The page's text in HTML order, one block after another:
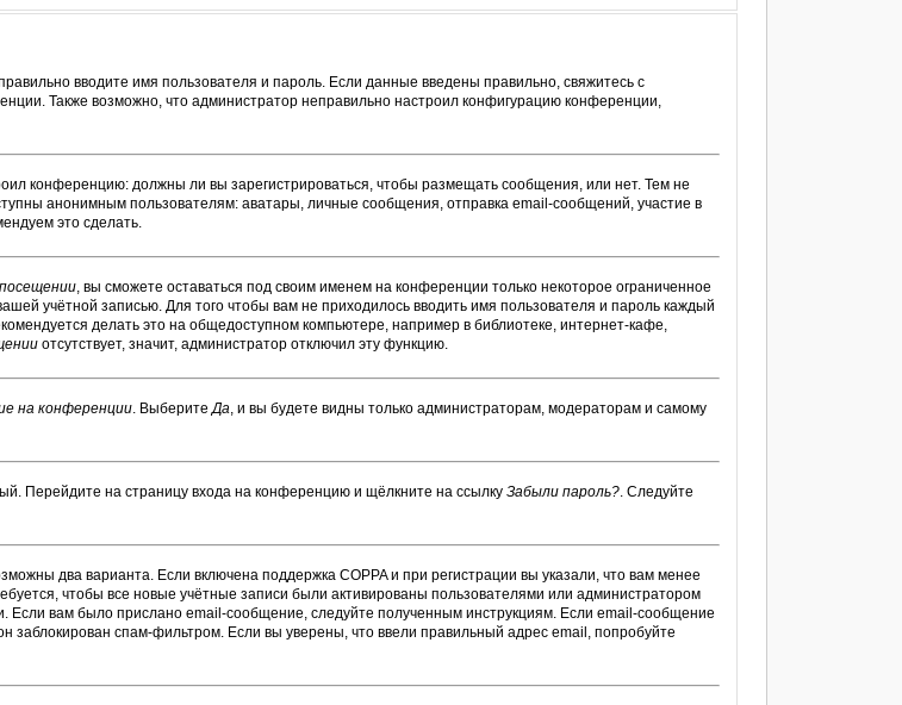
вводите имя пользователя и пароль. Если данные введены правильно, свяжитесь с
Также возможно, что администратор неправильно настроил конфигурацию конференции,
конференцию: должны ли вы зарегистрироваться, чтобы размещать сообщения, или нет. Тем не
анонимным пользователям: аватары, личные сообщения, отправка email-сообщений, участие в
это сделать.
, вы сможете оставаться под своим именем на конференции только некоторое ограниченное
учётной записью. Для того чтобы вам не приходилось вводить имя пользователя и пароль каждый
делать это на общедоступном компьютере, например в библиотеке, интернет-кафе,
отсутствует, значит, администратор отключил эту функцию.
на конференции. ВыберитеДа, и вы будете видны только администраторам, модераторам и самому
Перейдите на страницу входа на конференцию и щёлкните на ссылкуЗабыли пароль?. Следуйте
два варианта. Если включена поддержка COPPA и при регистрации вы указали, что вам менее
чтобы все новые учётные записи были активированы пользователями или администратором
Если вам было прислано email-сообщение, следуйте полученным инструкциям. Если email-сообщение
заблокирован спам-фильтром. Если вы уверены, что ввели правильный адрес email, попробуйте